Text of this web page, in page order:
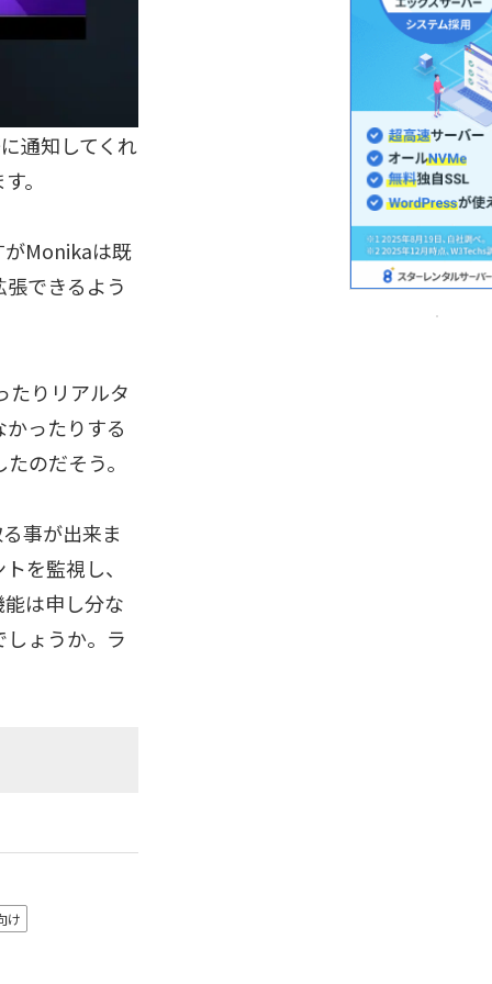
通知してくれ
。
がMonikaは既
できるよう
たりリアルタ
ったりする
のだそう。
事が出来ま
を監視し、
は申し分な
ょうか。ラ
け